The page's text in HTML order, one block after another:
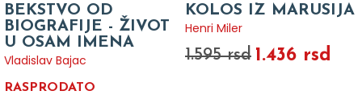
BEKSTVO OD
BIOGRAFIJE - ŽIVOT
U OSAM IMENA
Vladislav Bajac
RASPRODATO
KOLOS IZ MARUSIJA
Henri Miler
1.595 rsd 1.436 rsd